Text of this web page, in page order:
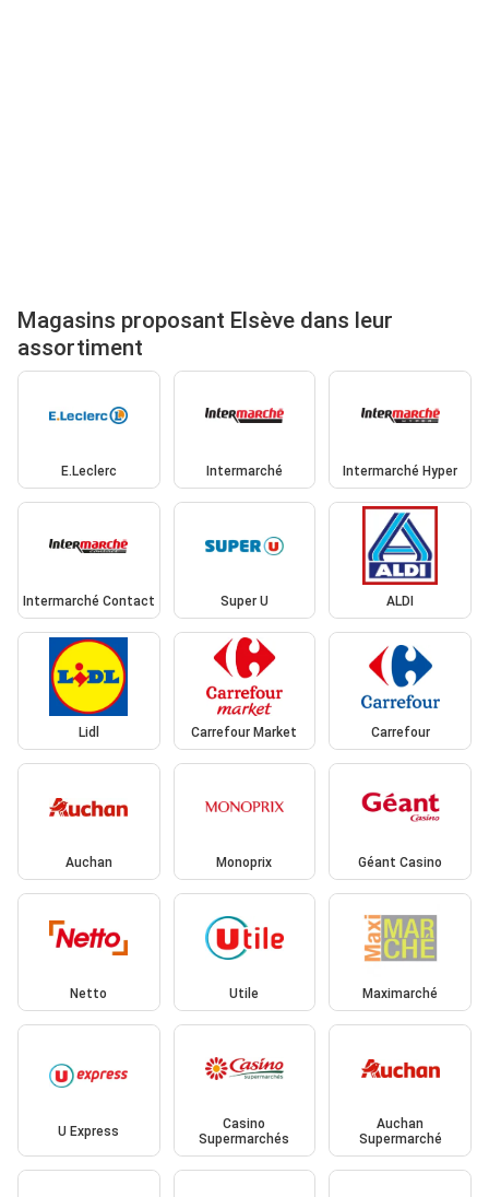
Magasins proposant Elsève dans leur
assortiment
E.Leclerc Intermarché Intermarché Hyper
Intermarché Contact Super U ALDI
Lidl Carrefour Market Carrefour
Auchan Monoprix Géant Casino
Netto Utile Maximarché
U Express
Casino
Supermarchés
Auchan
Supermarché